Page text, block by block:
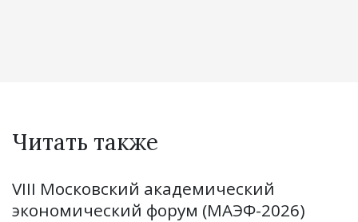
Читать также
VIII Московский академический
экономический форум (МАЭФ-2026)